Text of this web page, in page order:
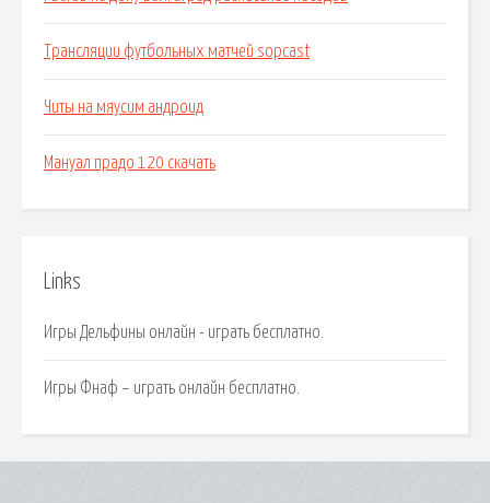
Трансляции футбольных матчей sopcast
Читы на мяусим андроид
Мануал прадо 120 скачать
Links
Игры Дельфины онлайн - играть бесплатно.
Игры Фнаф – играть онлайн бесплатно.